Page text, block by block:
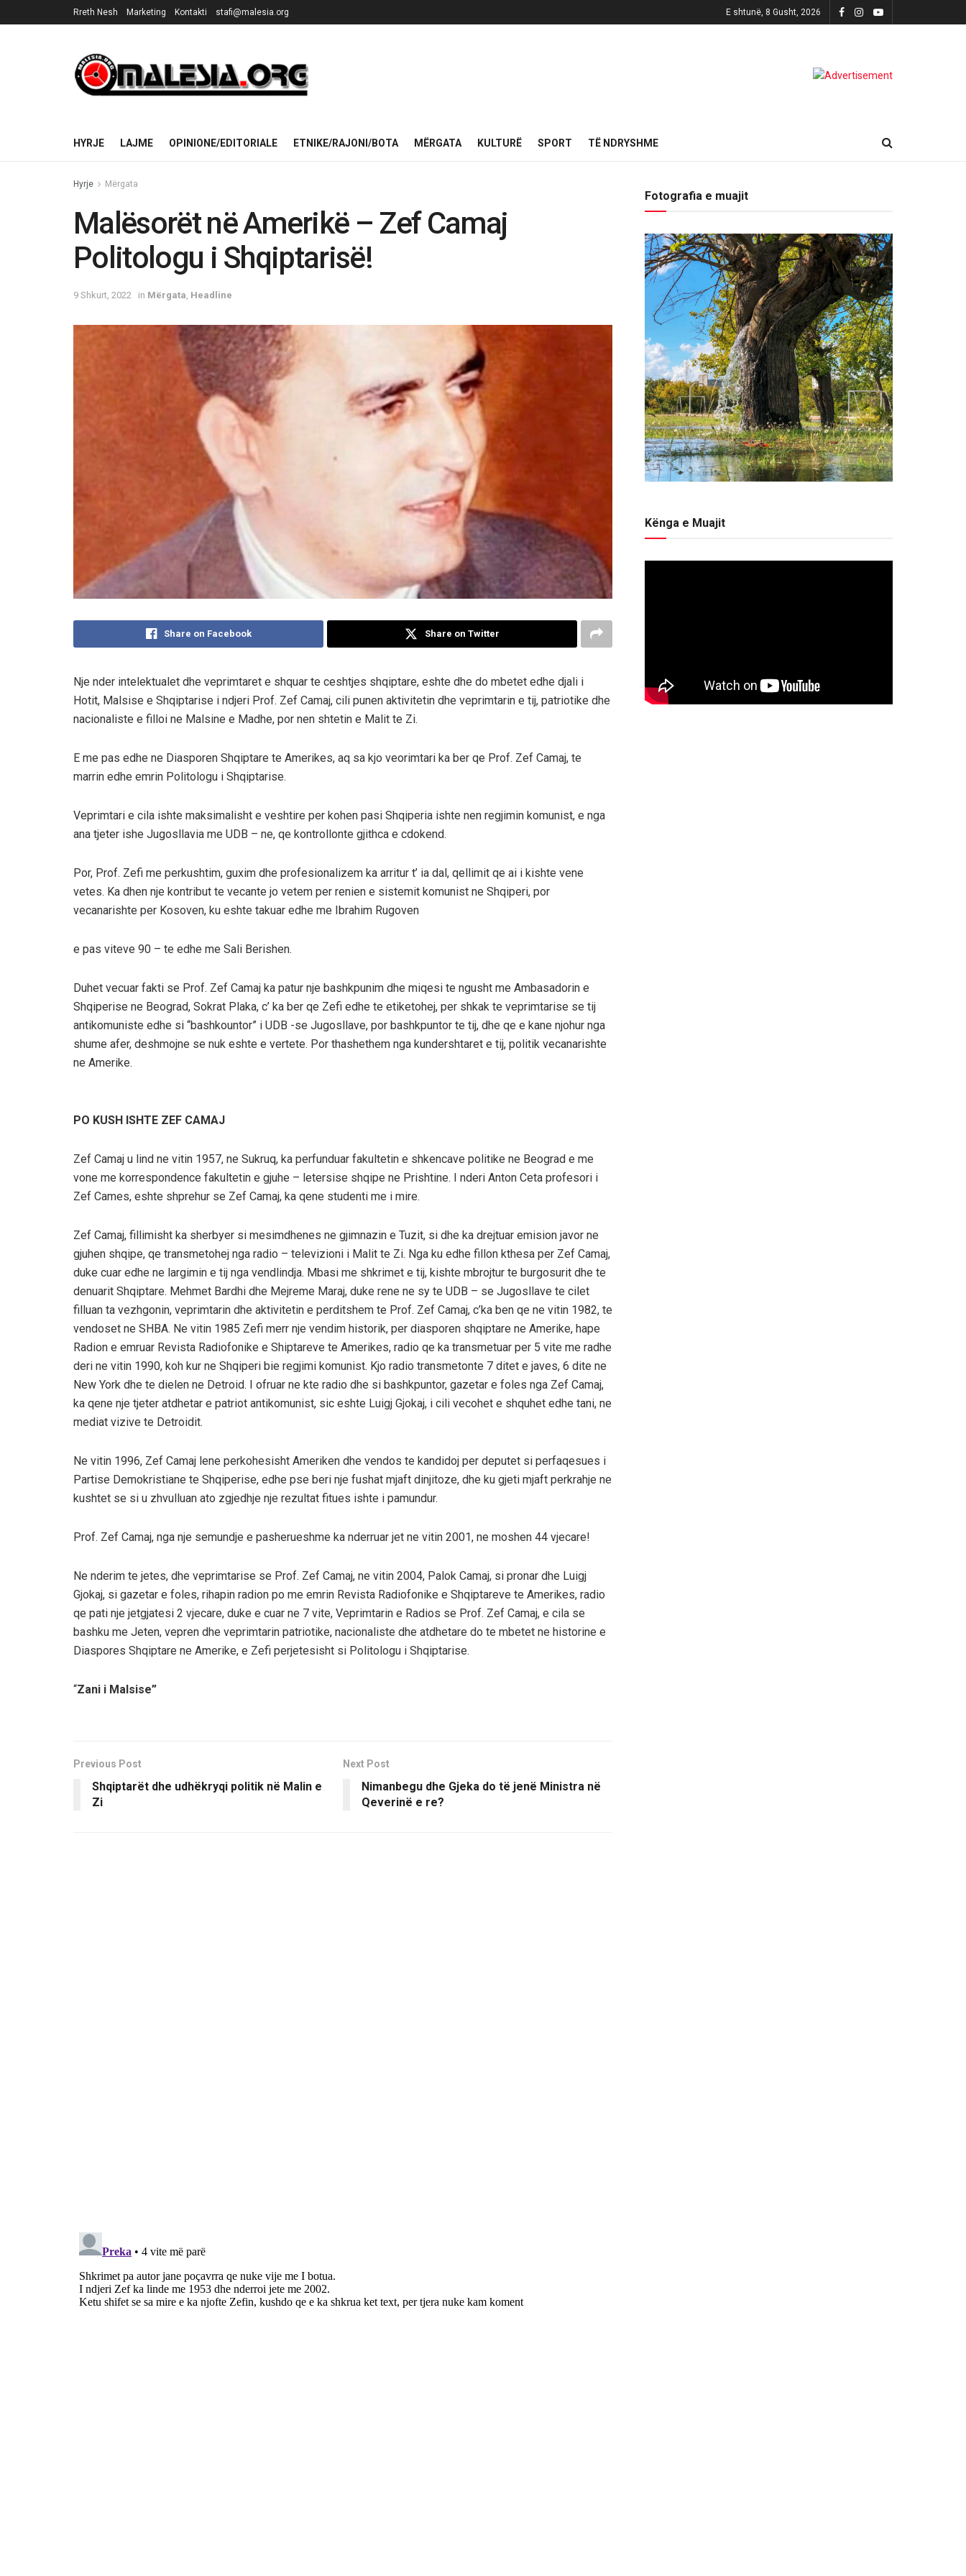
Rreth Nesh Marketing Kontakti stafi@malesia.org E shtunë, 8 Gusht, 2026
HYRJE LAJME OPINIONE/EDITORIALE ETNIKE/RAJONI/BOTA MËRGATA KULTURË SPORT TË NDRYSHME
Hyrje Mërgata
Malësorët në Amerikë – Zef Camaj
Politologu i Shqiptarisë!
9 Shkurt, 2022 in Mërgata Headline
Share on Facebook Share on Twitter
Nje nder intelektualet dhe veprimtaret e shquar te ceshtjes shqiptare, eshte dhe do mbetet edhe djali i
Hotit, Malsise e Shqiptarise i ndjeri Prof. Zef Camaj, cili punen aktivitetin dhe veprimtarin e tij, patriotike dhe
nacionaliste e filloi ne Malsine e Madhe, por nen shtetin e Malit te Zi.
E me pas edhe ne Diasporen Shqiptare te Amerikes, aq sa kjo veorimtari ka ber qe Prof. Zef Camaj, te
marrin edhe emrin Politologu i Shqiptarise.
Veprimtari e cila ishte maksimalisht e veshtire per kohen pasi Shqiperia ishte nen regjimin komunist, e nga
ana tjeter ishe Jugosllavia me UDB – ne, qe kontrollonte gjithca e cdokend.
Por, Prof. Zefi me perkushtim, guxim dhe profesionalizem ka arritur t’ ia dal, qellimit qe ai i kishte vene
vetes. Ka dhen nje kontribut te vecante jo vetem per renien e sistemit komunist ne Shqiperi, por
vecanarishte per Kosoven, ku eshte takuar edhe me Ibrahim Rugoven
e pas viteve 90 – te edhe me Sali Berishen.
Duhet vecuar fakti se Prof. Zef Camaj ka patur nje bashkpunim dhe miqesi te ngusht me Ambasadorin e
Shqiperise ne Beograd, Sokrat Plaka, c’ ka ber qe Zefi edhe te etiketohej, per shkak te veprimtarise se tij
antikomuniste edhe si “bashkountor” i UDB -se Jugosllave, por bashkpuntor te tij, dhe qe e kane njohur nga
shume afer, deshmojne se nuk eshte e vertete. Por thashethem nga kundershtaret e tij, politik vecanarishte
ne Amerike.
PO KUSH ISHTE ZEF CAMAJ
Zef Camaj u lind ne vitin 1957, ne Sukruq, ka perfunduar fakultetin e shkencave politike ne Beograd e me
vone me korrespondence fakultetin e gjuhe – letersise shqipe ne Prishtine. I nderi Anton Ceta profesori i
Zef Cames, eshte shprehur se Zef Camaj, ka qene studenti me i mire.
Zef Camaj, fillimisht ka sherbyer si mesimdhenes ne gjimnazin e Tuzit, si dhe ka drejtuar emision javor ne
gjuhen shqipe, qe transmetohej nga radio – televizioni i Malit te Zi. Nga ku edhe fillon kthesa per Zef Camaj,
duke cuar edhe ne largimin e tij nga vendlindja. Mbasi me shkrimet e tij, kishte mbrojtur te burgosurit dhe te
denuarit Shqiptare. Mehmet Bardhi dhe Mejreme Maraj, duke rene ne sy te UDB – se Jugosllave te cilet
filluan ta vezhgonin, veprimtarin dhe aktivitetin e perditshem te Prof. Zef Camaj, c’ka ben qe ne vitin 1982, te
vendoset ne SHBA. Ne vitin 1985 Zefi merr nje vendim historik, per diasporen shqiptare ne Amerike, hape
Radion e emruar Revista Radiofonike e Shiptareve te Amerikes, radio qe ka transmetuar per 5 vite me radhe
deri ne vitin 1990, koh kur ne Shqiperi bie regjimi komunist. Kjo radio transmetonte 7 ditet e javes, 6 dite ne
New York dhe te dielen ne Detroid. I ofruar ne kte radio dhe si bashkpuntor, gazetar e foles nga Zef Camaj,
ka qene nje tjeter atdhetar e patriot antikomunist, sic eshte Luigj Gjokaj, i cili vecohet e shquhet edhe tani, ne
mediat vizive te Detroidit.
Ne vitin 1996, Zef Camaj lene perkohesisht Ameriken dhe vendos te kandidoj per deputet si perfaqesues i
Partise Demokristiane te Shqiperise, edhe pse beri nje fushat mjaft dinjitoze, dhe ku gjeti mjaft perkrahje ne
kushtet se si u zhvulluan ato zgjedhje nje rezultat fitues ishte i pamundur.
Prof. Zef Camaj, nga nje semundje e pasherueshme ka nderruar jet ne vitin 2001, ne moshen 44 vjecare!
Ne nderim te jetes, dhe veprimtarise se Prof. Zef Camaj, ne vitin 2004, Palok Camaj, si pronar dhe Luigj
Gjokaj, si gazetar e foles, rihapin radion po me emrin Revista Radiofonike e Shqiptareve te Amerikes, radio
qe pati nje jetgjatesi 2 vjecare, duke e cuar ne 7 vite, Veprimtarin e Radios se Prof. Zef Camaj, e cila se
bashku me Jeten, vepren dhe veprimtarin patriotike, nacionaliste dhe atdhetare do te mbetet ne historine e
Diaspores Shqiptare ne Amerike, e Zefi perjetesisht si Politologu i Shqiptarise.
“Zani i Malsise”
Previous Post
Shqiptarët dhe udhëkryqi politik në Malin e
Zi
Next Post
Nimanbegu dhe Gjeka do të jenë Ministra në
Qeverinë e re?
Fotografia e muajit
Kënga e Muajit